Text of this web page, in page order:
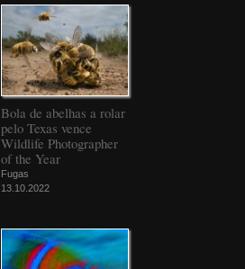
Bola de abelhas a rolar
pelo Texas vence
Wildlife Photographer
of the Year
Fugas
13.10.2022